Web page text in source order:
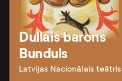
Dullais barons
Bunduls
Latvijas Nacionālais teātris